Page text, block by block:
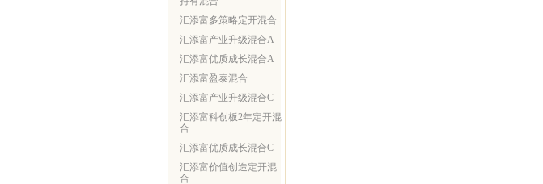
汇添富多策略定开混合
汇添富产业升级混合A
汇添富优质成长混合A
汇添富盈泰混合
汇添富产业升级混合C
汇添富科创板2年定开混
合
汇添富优质成长混合C
汇添富价值创造定开混
合